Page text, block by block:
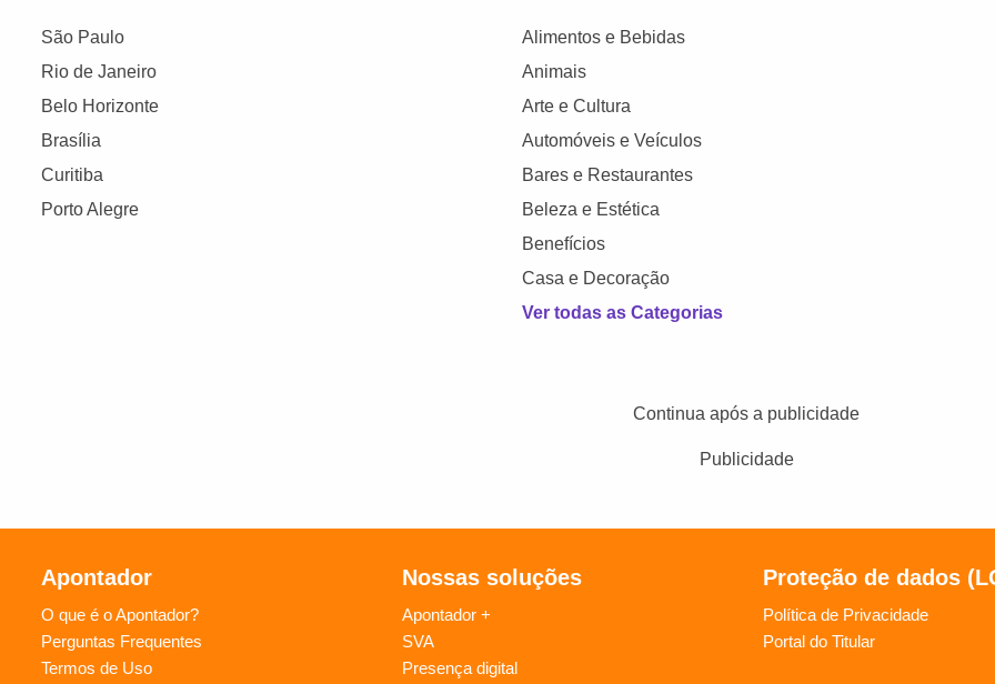
São Paulo
Rio de Janeiro
Belo Horizonte
Brasília
Curitiba
Porto Alegre
Alimentos e Bebidas
Animais
Arte e Cultura
Automóveis e Veículos
Bares e Restaurantes
Beleza e Estética
Benefícios
Casa e Decoração
Ver todas as Categorias
Continua após a publicidade
Publicidade
Apontador
O que é o Apontador?
Perguntas Frequentes
Termos de Uso
Nossas soluções
Apontador +
SVA
Presença digital
Proteção de dados
Política de Privacidade
Portal do Titular